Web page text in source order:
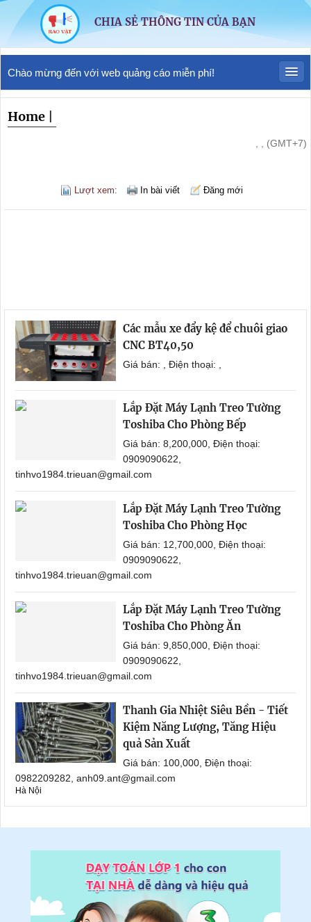
CHIA SẺ THÔNG TIN CỦA BẠN
Chào mừng đến với web quảng cáo miễn phí!
Home
, , (GMT+7)
Lượt xem: In bài viết Đăng mới
Các mẫu xe đẩy kệ để chuôi giao
CNC BT40,50
Giá bán: , Điện thoại: ,
Lắp Đặt Máy Lạnh Treo Tường
Toshiba Cho Phòng Bếp
Giá bán: 8,200,000, Điện thoại:
0909090622,
tinhvo1984.trieuan@gmail.com
Lắp Đặt Máy Lạnh Treo Tường
Toshiba Cho Phòng Học
Giá bán: 12,700,000, Điện thoại:
0909090622,
tinhvo1984.trieuan@gmail.com
Lắp Đặt Máy Lạnh Treo Tường
Toshiba Cho Phòng Ăn
Giá bán: 9,850,000, Điện thoại:
0909090622,
tinhvo1984.trieuan@gmail.com
Thanh Gia Nhiệt Siêu Bền - Tiết
Kiệm Năng Lượng, Tăng Hiệu
quả Sản Xuất
Giá bán: 100,000, Điện thoại:
0982209282, anh09.ant@gmail.com
Hà Nội